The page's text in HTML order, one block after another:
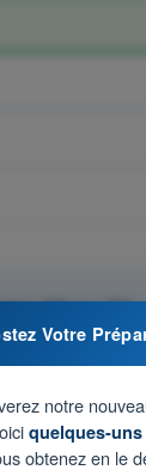
258 sur 352
et examens
Licence pilote
Votre
notre
quelques-
obtenez en le